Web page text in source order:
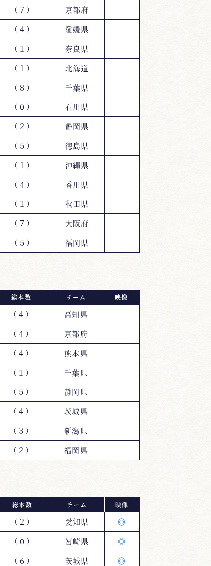
（７）
京都府
（４）
愛媛県
（１）
奈良県
（１）
北海道
（８）
千葉県
（０）
石川県
（２）
静岡県
（５）
徳島県
（１）
沖縄県
（４）
香川県
（１）
秋田県
（７）
大阪府
（５） 福岡県
総本数 チーム 映像
（４）
高知県
（４）
京都府
（４）
熊本県
（１）
千葉県
（５）
静岡県
（４）
茨城県
（３）
新潟県
（２） 福岡県
総本数 チーム 映像
（２） 愛知県
◎
（０） 宮崎県
◎
（６） 茨城県 ◎